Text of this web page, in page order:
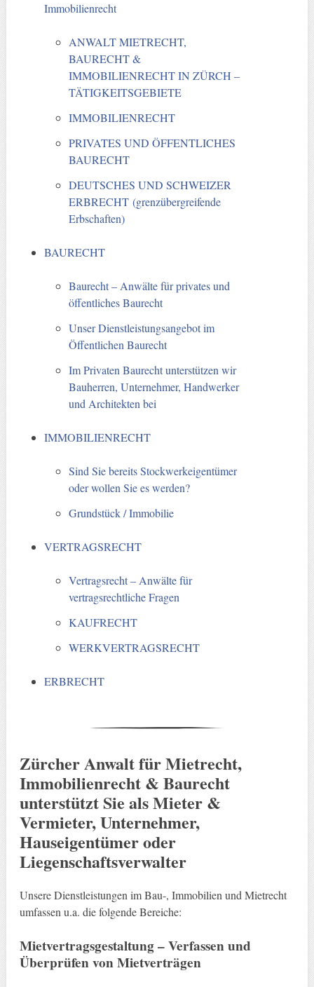
Immobilienrecht
ANWALT MIETRECHT,
BAURECHT &
IMMOBILIENRECHT IN ZÜRCH –
TÄTIGKEITSGEBIETE
IMMOBILIENRECHT
PRIVATES UND ÖFFENTLICHES
BAURECHT
DEUTSCHES UND SCHWEIZER
ERBRECHT (grenzübergreifende
Erbschaften)
BAURECHT
Baurecht – Anwälte für privates und
öffentliches Baurecht
Unser Dienstleistungsangebot im
Öffentlichen Baurecht
Im Privaten Baurecht unterstützen wir
Bauherren, Unternehmer, Handwerker
und Architekten bei
IMMOBILIENRECHT
Sind Sie bereits Stockwerkeigentümer
oder wollen Sie es werden?
Grundstück / Immobilie
VERTRAGSRECHT
Vertragsrecht – Anwälte für
vertragsrechtliche Fragen
KAUFRECHT
WERKVERTRAGSRECHT
ERBRECHT
Zürcher Anwalt für Mietrecht,
Immobilienrecht & Baurecht
unterstützt Sie als Mieter &
Vermieter, Unternehmer,
Hauseigentümer oder
Liegenschaftsverwalter
Unsere Dienstleistungen im Bau-, Immobilien und Mietrecht
umfassen u.a. die folgende Bereiche:
Mietvertragsgestaltung – Verfassen und
Überprüfen von Mietverträgen